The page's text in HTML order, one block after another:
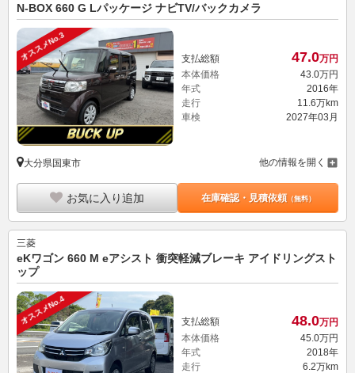
N-BOX 660 G Lパッケージ ナビTV/バックカメラ
オススメNo.3 支払総額 47.0万円
本体価格
43.0万円
年式
2016年
走行
11.6万km
車検
2027年03月
大分県国東市 他の情報を開く
お気に入り追加 在庫確認・見積依頼（無料）
三菱
eKワゴン 660 M eアシスト 衝突軽減ブレーキ アイドリングスト
ップ
オススメNo.4 支払総額 48.0万円
本体価格
45. 0万円
年式
2018年
走行
6.2万km